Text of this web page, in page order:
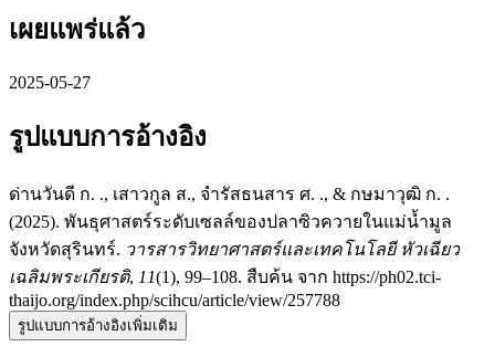
เผยแพร่แล้ว
2025-05-27
รูปแบบการอ้างอิง
ด่านวันดี ก. ., เสาวกูล ส., จำรัสธนสาร ศ. ., & กษมาวุฒิ ก. .
(2025). พันธุศาสตร์ระดับเซลล์ของปลาซิวควายในแม่น้ำมูล
จังหวัดสุรินทร์. วารสารวิทยาศาสตร์และเทคโนโลยี หัวเฉียว
เฉลิมพระเกียรติ, 11(1), 99–108. สืบค้น จาก https://ph02.tci-
thaijo.org/index.php/scihcu/article/view/257788
รูปแบบการอ้างอิงเพิ่มเติม